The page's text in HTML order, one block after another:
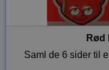
Rød
Saml de 6 sider til